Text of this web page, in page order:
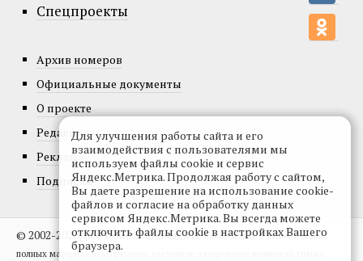
Спецпроекты
Архив номеров
Официальные документы
О проекте
Редакция
Реклама
Подписка
© 2002-2026, Все права защищены.Копирование и использование
полных материалов запрещено, частичное цитирование возможно только
Для улучшения работы сайта и его
взаимодействия с пользователями мы
используем файлы cookie и сервис
Яндекс.Метрика. Продолжая работу с сайтом,
Вы даете разрешение на использование cookie-
файлов и согласие на обработку данных
сервисом Яндекс.Метрика. Вы всегда можете
отключить файлы cookie в настройках Вашего
браузера.